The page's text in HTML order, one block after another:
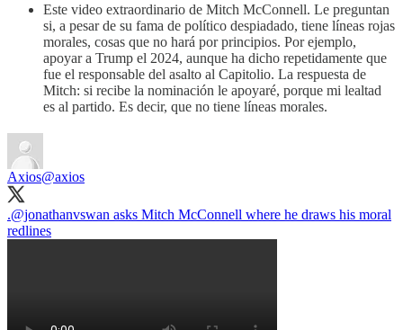
Este video extraordinario de Mitch McConnell. Le preguntan
si, a pesar de su fama de político despiadado, tiene líneas rojas
morales, cosas que no hará por principios. Por ejemplo,
apoyar a Trump el 2024, aunque ha dicho repetidamente que
fue el responsable del asalto al Capitolio. La respuesta de
Mitch: si recibe la nominación le apoyaré, porque mi lealtad
es al partido. Es decir, que no tiene líneas morales.
Axios@axios
.@jonathanvswan asks Mitch McConnell where he draws his moral
redlines